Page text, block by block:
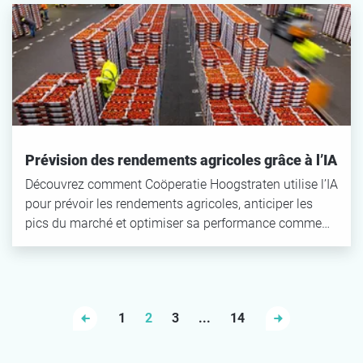
Prévision des rendements agricoles grâce à l’IA
Découvrez comment Coöperatie Hoogstraten utilise l’IA
pour prévoir les rendements agricoles, anticiper les
pics du marché et optimiser sa performance comme…
1 2 3 ... 14